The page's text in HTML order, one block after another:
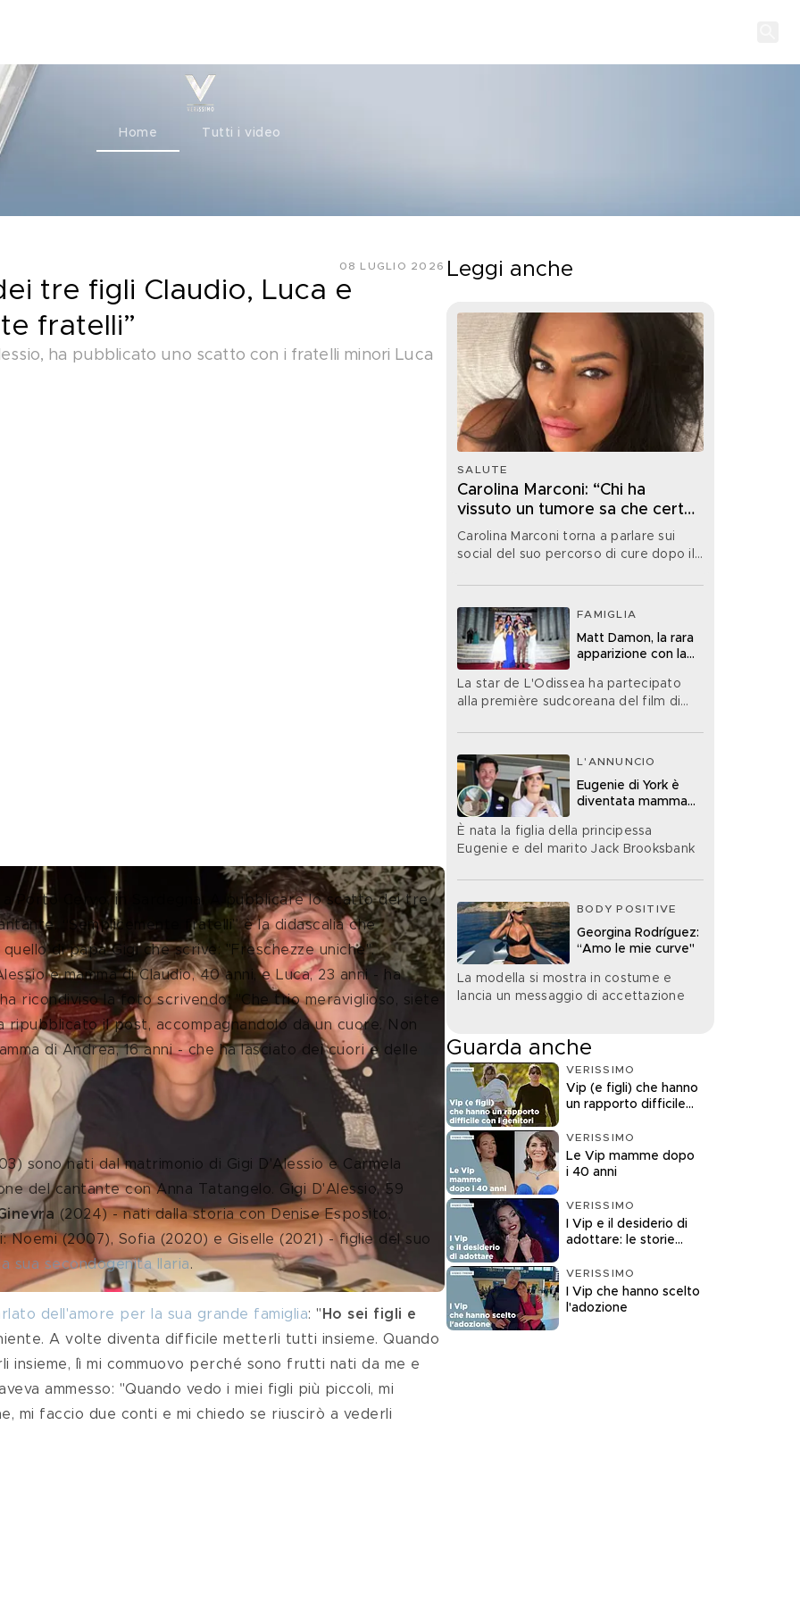
Home Tutti i video
08 LUGLIO 2026
tre figli Claudio, Luca e
fratelli”
ha pubblicato uno scatto con i fratelli minori Luca
Porto Cervo, in Sardegna. A pubblicare lo scatto dei tre
“Semplicemente fratelli” è la didascalia che
di papà Gigi che scrive: "Freschezze uniche".
e mamma di Claudio, 40 anni, e Luca, 23 anni - ha
ricondiviso la foto scrivendo: "Che trio meraviglioso, siete
ripubblicato il post, accompagnandolo da un cuore. Non
di Andrea, 16 anni - che ha lasciato dei cuori e delle
sono nati dal matrimonio di Gigi D'Alessio e Carmela
del cantante con Anna Tatangelo. Gigi D'Alessio, 59
(2024) - nati dalla storia con Denise Esposito.
(2007), Sofia (2020) e Giselle (2021) - figlie del suo
sua secondogenita Ilaria.
dell'amore per la sua grande famiglia: " Ho sei figli e
A volte diventa difficile metterli tutti insieme. Quando
insieme, lì mi commuovo perché sono frutti nati da me e
ammesso: "Quando vedo i miei figli più piccoli, mi
mi faccio due conti e mi chiedo se riuscirò a vederli
Leggi anche
SALUTE
Carolina Marconi: “Chi ha
vissuto un tumore sa che certe
paure non se ne vanno mai
davvero”
Carolina Marconi torna a parlare sui
social del suo percorso di cure dopo il
recente
FAMIGLIA
Matt Damon, la rara
apparizione con la
La star de L'Odissea ha partecipato
alla première sudcoreana del film di
figlie minori
L'ANNUNCIO
Eugenie di York è
diventata mamma
È nata la figlia della principessa
Eugenie e del marito Jack Brooksbank
BODY POSITIVE
Georgina Rodríguez:
“Amo le mie curve"
La modella si mostra in costume e
lancia un messaggio di accettazione
Guarda anche
VERISSIMO
Vip (e figli) che hanno
un rapporto difficile
VERISSIMO
Le Vip mamme dopo
i 40 anni
VERISSIMO
I Vip e il desiderio di
adottare: le storie
Verissimo
VERISSIMO
I Vip che hanno scelto
l'adozione